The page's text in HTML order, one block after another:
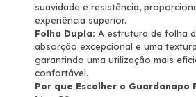
suavidade e resistência,
experiência superior.
Folha Dupla: A estrutura de folha
absorção excepcional e uma
garantindo uma utilização mais
confortável.
Por que Escolher o Guardanapo